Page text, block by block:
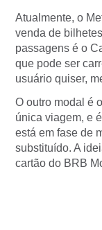
Atualmente, o
venda de
passagens é o
que pode ser
usuário quiser,
O outro modal é
única viagem, e
está em fase de
substituído. A
cartão do BRB